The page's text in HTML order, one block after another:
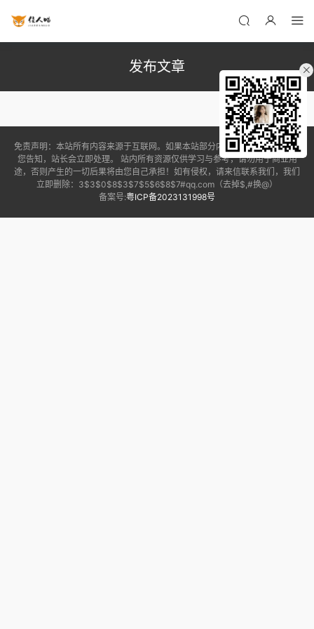
发布文章
免责声明：本站所有内容来源于互联网。如果本站部分内容侵犯您的权益，请
您告知，站长会立即处理。 站内所有资源仅供学习与参考，请勿用于商业用
途，否则产生的一切后果将由您自己承担！如有侵权，请来信联系我们，我们
立即删除：3$3$0$8$3$7$5$6$8$7#qq.com（去掉$,#换@）
备案号:粤ICP备2023131998号